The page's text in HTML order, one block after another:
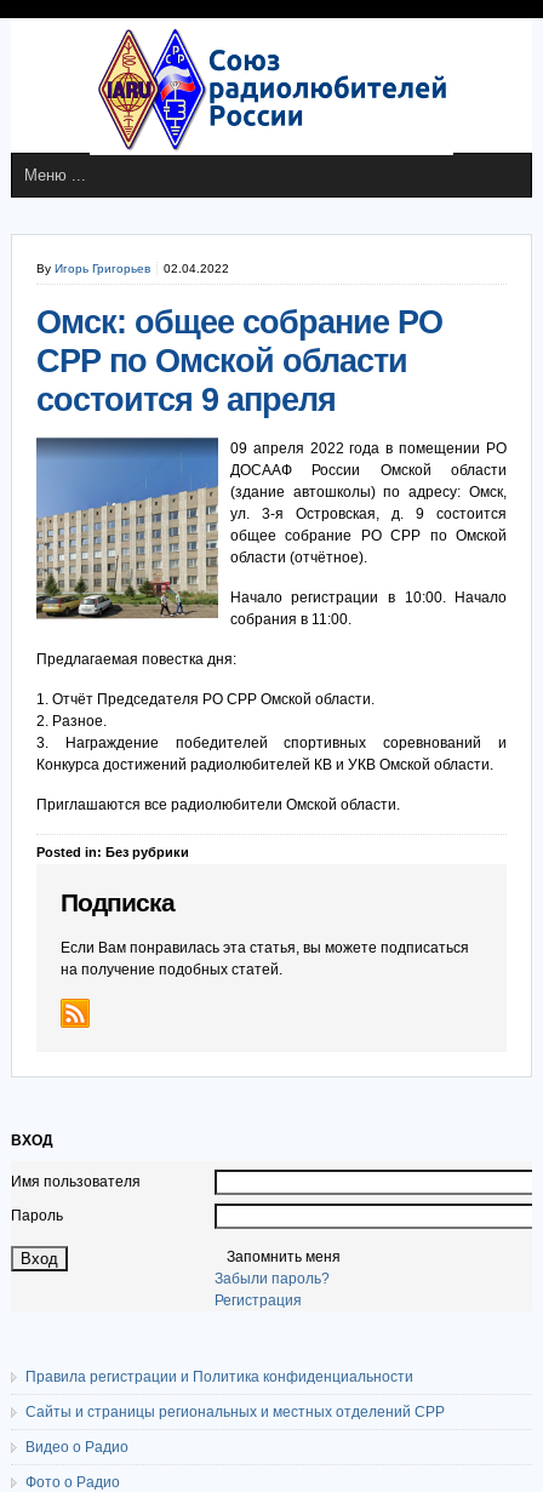
By Игорь Григорьев 02.04.2022
Омск: общее собрание РО
СРР по Омской области
состоится 9 апреля
09 апреля 2022 года в помещении РО
ДОСААФ России Омской области
(здание автошколы) по адресу: Омск,
ул. 3-я Островская, д. 9 состоится
общее собрание РО СРР по Омской
области (отчётное).
Начало регистрации в 10:00. Начало
собрания в 11:00.
Предлагаемая повестка дня:
1. Отчёт Председателя РО СРР Омской области.
2. Разное.
3. Награждение победителей спортивных соревнований и
Конкурса достижений радиолюбителей КВ и УКВ Омской области.
Приглашаются все радиолюбители Омской области.
Posted in: Без рубрики
Подписка
Если Вам понравилась эта статья, вы можете подписаться
на получение подобных статей.
ВХОД
Имя пользователя
Пароль
Запомнить меня
Забыли пароль?
Регистрация
Правила регистрации и Политика конфиденциальности
Сайты и страницы региональных и местных отделений СРР
Видео о Радио
Фото о Радио